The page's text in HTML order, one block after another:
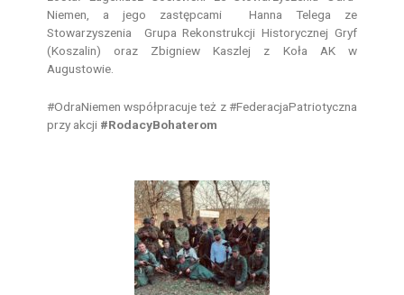
Niemen, a jego zastępcami Hanna Telega ze
Stowarzyszenia Grupa Rekonstrukcji Historycznej Gryf
(Koszalin) oraz Zbigniew Kaszlej z Koła AK w
Augustowie.
#OdraNiemen współpracuje też z #FederacjaPatriotyczna
przy akcji #RodacyBohaterom